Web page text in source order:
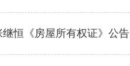
恒《房屋所有权证》公告